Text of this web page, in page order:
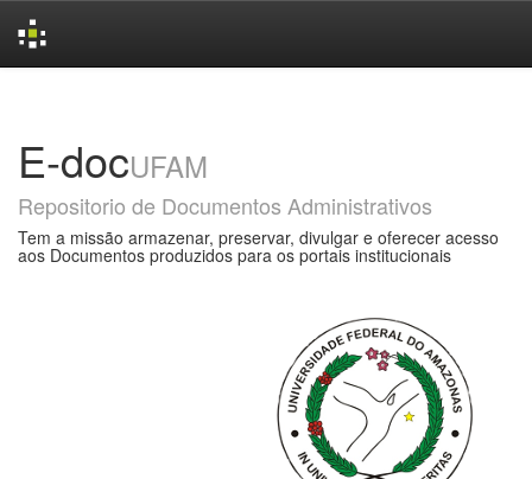
E-docUFAM
Repositorio de Documentos Administrativos
Tem a missão armazenar, preservar, divulgar e oferecer acesso
aos Documentos produzidos para os portais institucionais